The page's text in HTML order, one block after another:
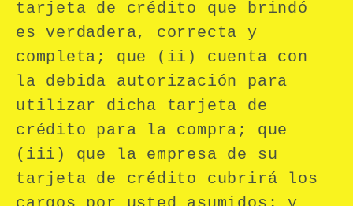
tarjeta de crédito que brindó
es verdadera, correcta y
completa; que (ii) cuenta con
la debida autorización para
utilizar dicha tarjeta de
crédito para la compra; que
(iii) que la empresa de su
tarjeta de crédito cubrirá los